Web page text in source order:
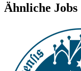
Ähnliche Jobs